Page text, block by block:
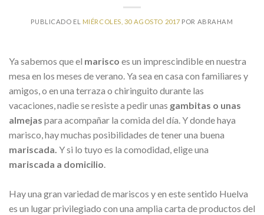
PUBLICADO EL MIÉRCOLES, 30 AGOSTO 2017 POR ABRAHAM
Ya sabemos que el marisco es un imprescindible en nuestra
mesa en los meses de verano. Ya sea en casa con familiares y
amigos, o en una terraza o chiringuito durante las
vacaciones, nadie se resiste a pedir unas gambitas o unas
almejas para acompañar la comida del día. Y donde haya
marisco, hay muchas posibilidades de tener una buena
mariscada. Y si lo tuyo es la comodidad, elige una
mariscada a domicilio
Hay una gran variedad de mariscos y en este sentido Huelva
es un lugar privilegiado con una amplia carta de productos del